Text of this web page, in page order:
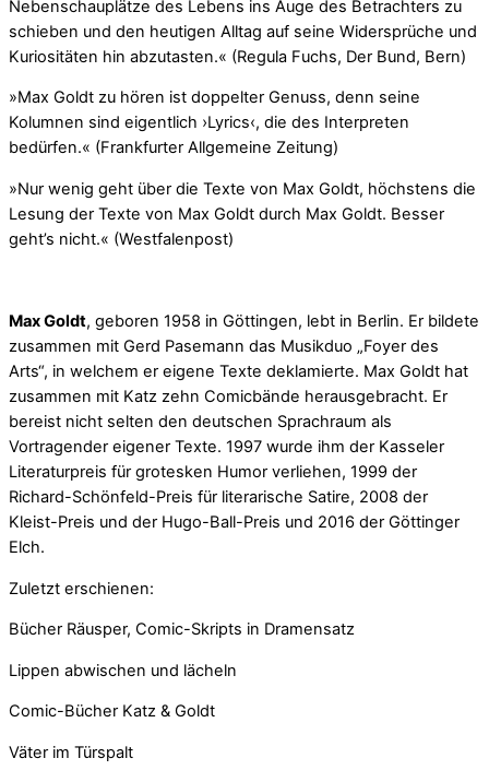
Nebenschauplätze des Lebens ins Auge des Betrachters zu
schieben und den heutigen Alltag auf seine Widersprüche und
Kuriositäten hin abzutasten.« (Regula Fuchs, Der Bund, Bern)
»Max Goldt zu hören ist doppelter Genuss, denn seine
Kolumnen sind eigentlich ›Lyrics‹, die des Interpreten
bedürfen.« (Frankfurter Allgemeine Zeitung)
»Nur wenig geht über die Texte von Max Goldt, höchstens die
Lesung der Texte von Max Goldt durch Max Goldt. Besser
geht’s nicht.« (Westfalenpost)
Max Goldt, geboren 1958 in Göttingen, lebt in Berlin. Er bildete
zusammen mit Gerd Pasemann das Musikduo „Foyer des
Arts“, in welchem er eigene Texte deklamierte. Max Goldt hat
zusammen mit Katz zehn Comicbände herausgebracht. Er
bereist nicht selten den deutschen Sprachraum als
Vortragender eigener Texte. 1997 wurde ihm der Kasseler
Literaturpreis für grotesken Humor verliehen, 1999 der
Richard-Schönfeld-Preis für literarische Satire, 2008 der
Kleist-Preis und der Hugo-Ball-Preis und 2016 der Göttinger
Elch.
Zuletzt erschienen:
Bücher Räusper, Comic-Skripts in Dramensatz
Lippen abwischen und lächeln
Comic-Bücher Katz & Goldt
Väter im Türspalt